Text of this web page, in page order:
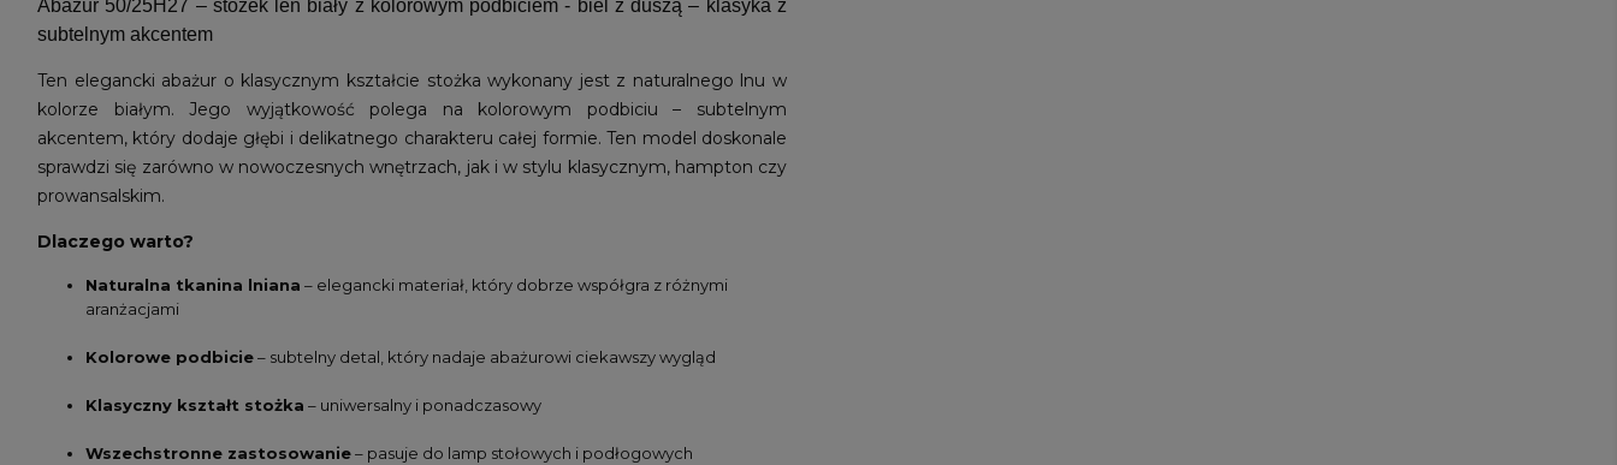
Abażur 50/25H27 – stożek len biały z kolorowym podbiciem - biel z duszą – klasyka z
subtelnym akcentem
Ten elegancki abażur o klasycznym kształcie stożka wykonany jest z naturalnego lnu w
kolorze białym. Jego wyjątkowość polega na kolorowym podbiciu – subtelnym
akcentem, który dodaje głębi i delikatnego charakteru całej formie. Ten model doskonale
sprawdzi się zarówno w nowoczesnych wnętrzach, jak i w stylu klasycznym, hampton czy
prowansalskim.
Dlaczego warto?
Naturalna tkanina lniana – elegancki materiał, który dobrze współgra z różnymi
aranżacjami
Kolorowe podbicie– subtelny detal, który nadaje abażurowi ciekawszy wygląd
Klasyczny kształt stożka – uniwersalny i ponadczasowy
Wszechstronne zastosowanie– pasuje do lamp stołowych i podłogowych